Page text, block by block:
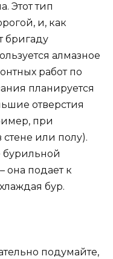
Этот тип
и, как
бригаду
алмазное
работ по
планируется
отверстия
при
или полу).
бурильной
она подает к
бур.
подумайте,